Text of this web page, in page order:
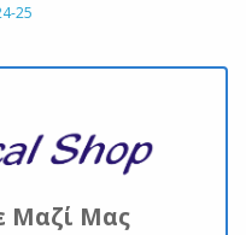
25
Μαζί Μας